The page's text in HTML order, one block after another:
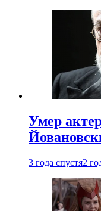
Умер
3 года спустя2